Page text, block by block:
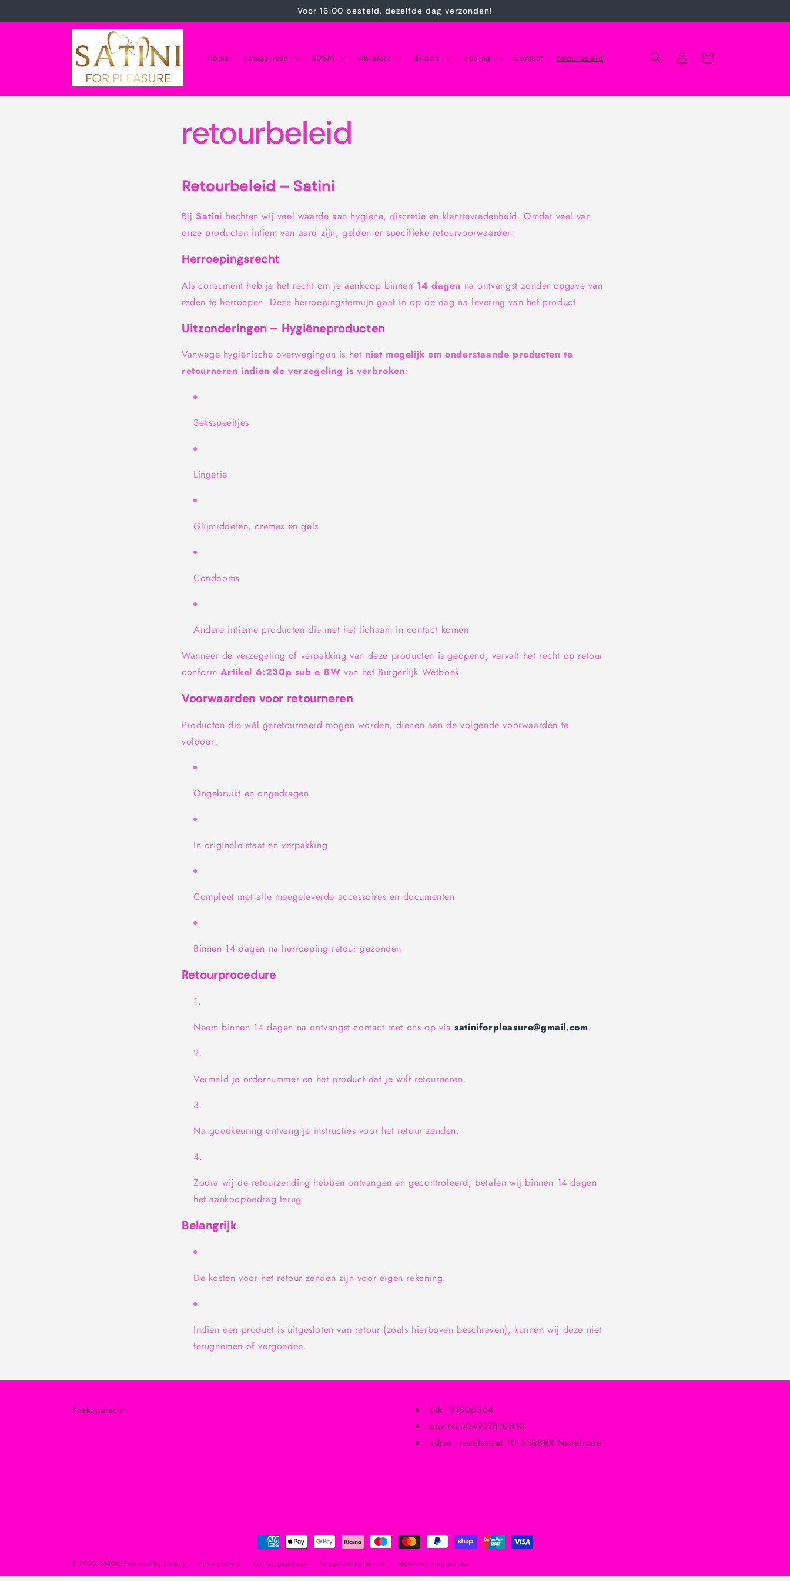
content
Voor 16:00 besteld, dezelfde dag verzonden!
Home categorieën BDSM vibrators dildo's kleding Contact retourbeleid InloggenWinkelwagen
retourbeleid
Retourbeleid – Satini
BijSatini hechten wij veel waarde aan hygiëne, discretie en klanttevredenheid. Omdat veel van
onze producten intiem van aard zijn, gelden er specifieke retourvoorwaarden.
Herroepingsrecht
Als consument heb je het recht om je aankoop binnen 14 dagen na ontvangst zonder opgave van
reden te herroepen. Deze herroepingstermijn gaat in op de dag na levering van het product.
Uitzonderingen – Hygiëneproducten
Vanwege hygiënische overwegingen is het niet mogelijk om onderstaande producten te
retourneren indien de verzegeling is verbroken:
Seksspeeltjes
Lingerie
Glijmiddelen, crèmes en gels
Condooms
Andere intieme producten die met het lichaam in contact komen
Wanneer de verzegeling of verpakking van deze producten is geopend, vervalt het recht op retour
conform Artikel 6:230p sub e BW van het Burgerlijk Wetboek.
Voorwaarden voor retourneren
Producten die wél geretourneerd mogen worden, dienen aan de volgende voorwaarden te
voldoen:
Ongebruikt en ongedragen
In originele staat en verpakking
Compleet met alle meegeleverde accessoires en documenten
Binnen 14 dagen na herroeping retour gezonden
Retourprocedure
Neem binnen 14 dagen na ontvangst contact met ons op viasatiniforpleasure@gmail.com.
Vermeld je ordernummer en het product dat je wilt retourneren.
Na goedkeuring ontvang je instructies voor het retour zenden.
Zodra wij de retourzending hebben ontvangen en gecontroleerd, betalen wij binnen 14 dagen
het aankoopbedrag terug.
Belangrijk
De kosten voor het retour zenden zijn voor eigen rekening.
Indien een product is uitgesloten van retour (zoals hierboven beschreven), kunnen wij deze niet
terugnemen of vergoeden.
Zoekopdracht
kvk: 91806364
btw:NL004917810B10
adres: vezelstraat 10 5388RX Nistelrode
Betaalmethoden
© 2026, SATINI Powered by Shopify Privacybeleid Contactgegevens Terugbetalingsbeleid Algemene voorwaarden